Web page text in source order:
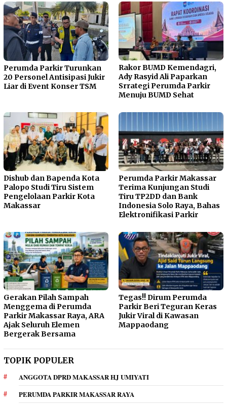
Perumda Parkir Turunkan
20 Personel Antisipasi Jukir
Liar di Event Konser TSM
Rakor BUMD Kemendagri,
Ady Rasyid Ali Paparkan
Srrategi Perumda Parkir
Menuju BUMD Sehat
Dishub dan Bapenda Kota
Palopo Studi Tiru Sistem
Pengelolaan Parkir Kota
Makassar
Perumda Parkir Makassar
Terima Kunjungan Studi
Tiru TP2DD dan Bank
Indonesia Solo Raya, Bahas
Elektronifikasi Parkir
Gerakan Pilah Sampah
Menggema di Perumda
Parkir Makassar Raya, ARA
Ajak Seluruh Elemen
Bergerak Bersama
Tegas!! Dirum Perumda
Parkir Beri Teguran Keras
Jukir Viral di Kawasan
Mappaodang
TOPIK POPULER
ANGGOTA DPRD MAKASSAR HJ UMIYATI
PERUMDA PARKIR MAKASSAR RAYA